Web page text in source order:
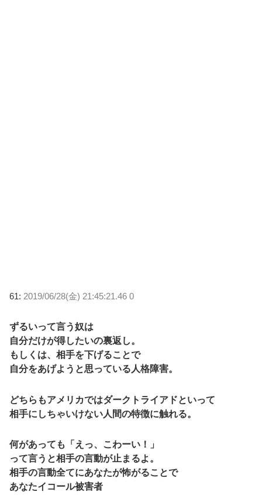
61: 2019/06/28(金) 21:45:21.46 0
ずるいって言う奴は
自分だけが得したいの裏返し。
もしくは、相手を下げることで
自分をあげようと思っている人格障害。
どちらもアメリカではダークトライアドといって
相手にしちゃいけない人間の特徴に触れる。
何があっても「えっ、こわーい！」
って言うと相手の言動が止まるよ。
相手の言動全てにあなたが怖がることで
あなたイコール被害者